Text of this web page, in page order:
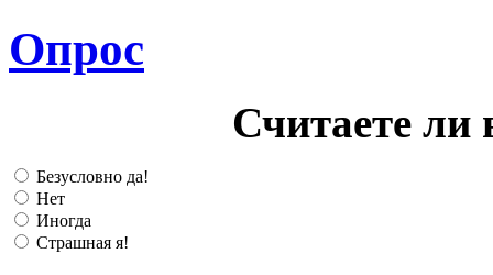
Опрос
Считаете ли
Безусловно да!
Нет
Иногда
Страшная я!